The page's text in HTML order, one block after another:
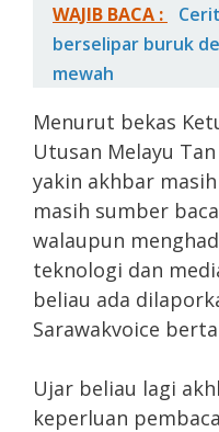
WAJIB BACA :
berselipar buruk
mewah
Menurut bekas
Utusan Melayu
yakin akhbar masih
masih sumber
walaupun
teknologi dan
beliau ada
Sarawakvoice
Ujar beliau lagi
keperluan